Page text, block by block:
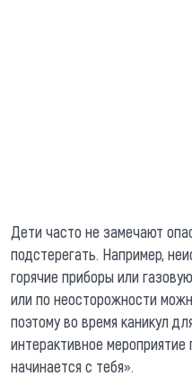
Дети часто не замечают
подстерегать. Например,
горячие приборы или
или по неосторожности
поэтому во время каникул
интерактивное
начинается с тебя».